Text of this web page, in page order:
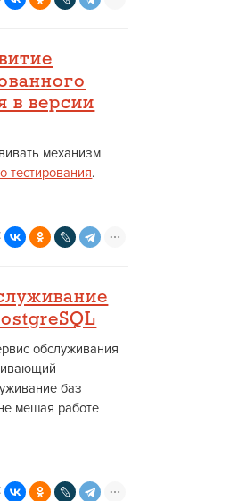
в версии
механизм
тестирования.
обслуживания
баз
мешая работе